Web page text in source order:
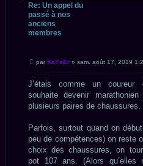
Re: Un appel du
passé à nos
anciens
membres
Message
parKaYsEr » sam. août 17, 2019
J’étais comme un coureur
souhaite devenir
plusieurs paires de chaussures.
Parfois, surtout quand on
peu de compétences) on reste
choix des chaussures, on
pot 107 ans. (Alors qu’elles